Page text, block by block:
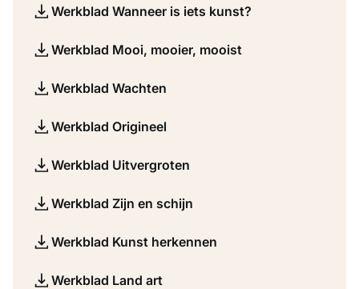
Werkblad Wanneer is iets kunst?
Werkblad Mooi, mooier, mooist
Werkblad Wachten
Werkblad Origineel
Werkblad Uitvergroten
Werkblad Zijn en schijn
Werkblad Kunst herkennen
Werkblad Land art